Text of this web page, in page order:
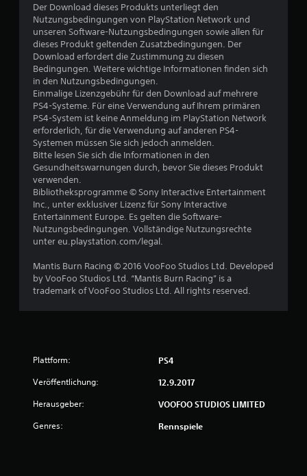
Der Download dieses Produkts unterliegt den
Nutzungsbedingungen von PlayStation Network und
unseren Software-Nutzungsbedingungen sowie allen für
dieses Produkt geltenden Zusatzbedingungen. Der
Download erfordert die Zustimmung zu diesen
Bedingungen. Weitere wichtige Informationen finden sich
in den Nutzungsbedingungen.
Einmalige Lizenzgebühr für den Download auf mehrere
PS4-Systeme. Für eine Verwendung auf Ihrem primären
PS4-System ist keine Anmeldung im PlayStation Network
erforderlich, für die Verwendung auf anderen PS4-
Systemen müssen Sie sich jedoch anmelden.
Bitte lesen Sie sich die Informationen in den
Gesundheitswarnungen durch, bevor Sie dieses Produkt
verwenden.
Bibliotheksprogramme © Sony Interactive Entertainment
Inc., unter exklusiver Lizenz für Sony Interactive
Entertainment Europe. Es gelten die Software-
Nutzungsbedingungen. Vollständige Nutzungsrechte
unter eu.playstation.com/legal.
Mantis Burn Racing © 2016 VooFoo Studios Ltd. Developed
by VooFoo Studios Ltd. “Mantis Burn Racing” is a
trademark of VooFoo Studios Ltd. All rights reserved.
Plattform: PS4
Veröffentlichung: 12.9.2017
Herausgeber: VOOFOO STUDIOS LIMITED
Genres: Rennspiele